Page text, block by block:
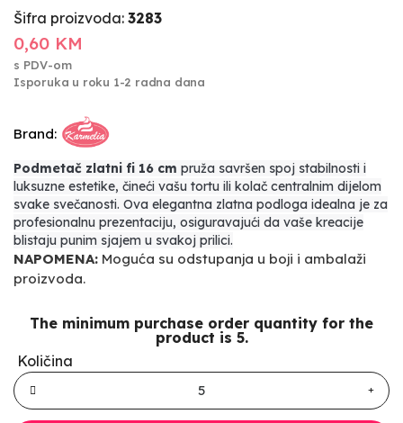
Šifra proizvoda: 3283
0,60 KM
s PDV-om
Isporuka u roku 1-2 radna dana
Brand:
Podmetač zlatni fi 16 cm pruža savršen spoj stabilnosti i
luksuzne estetike, čineći vašu tortu ili kolač centralnim dijelom
svake svečanosti. Ova elegantna zlatna podloga idealna je za
profesionalnu prezentaciju, osiguravajući da vaše kreacije
blistaju punim sjajem u svakoj prilici.
NAPOMENA: Moguća su odstupanja u boji i ambalaži
proizvoda.
The minimum purchase order quantity for the
product is 5.
Količina